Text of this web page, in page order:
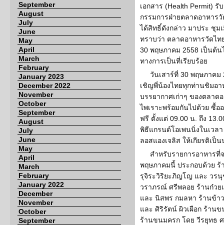
September
August
July
June
May
April
March
February
January 2023
December 2022
November
October
September
August
July
June
May
April
March
February
January 2022
December
November
October
September
เอกสาร (Health Permit)
กรรมการฝ่ายตลาดอาหาร
ได้สิทธิ์ดังกล่าว มาประ ชุม
ทราบว่า ตลาดอาหารวัดไท
30 พฤษภาคม 2558 เป็นต้
ทางการเป็นที่เรียบร้อย
วันเสาร์ที่ 30 พฤษภาคม
เชิญพี่น้องไทยทุกท่านชิมอ
บรรยากาศเก่าๆ ของตลา
ไพเราะพร้อมกันไปด้วย ซื้อ
ฟรี ตั้งแต่ 09.00 น. ถึง
พิธีแกรนด์โอเพนนิ่งในเว
ลอสแองเจลิส ให้เกียรติเป็
สำหรับรายการอาหารที่
พฤษภาคมนี้ ประกอบด้วย
รุจิระวิริยะภิญโญ และ วร
วราภรณ์ ศรีพลอย ร้านก๋ว
และ นิสพร กมลหา ร้านข้า
และ ศิริรัตน์ ผิวเผือก ร้าน
ร้านขนมครก โดย วีรยุทธ